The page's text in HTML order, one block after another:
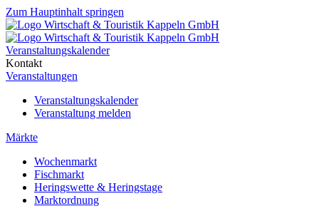
Zum Hauptinhalt springen
Veranstaltungskalender
Kontakt
Veranstaltungen
Veranstaltungskalender
Veranstaltung melden
Märkte
Wochenmarkt
Fischmarkt
Heringswette & Heringstage
Marktordnung